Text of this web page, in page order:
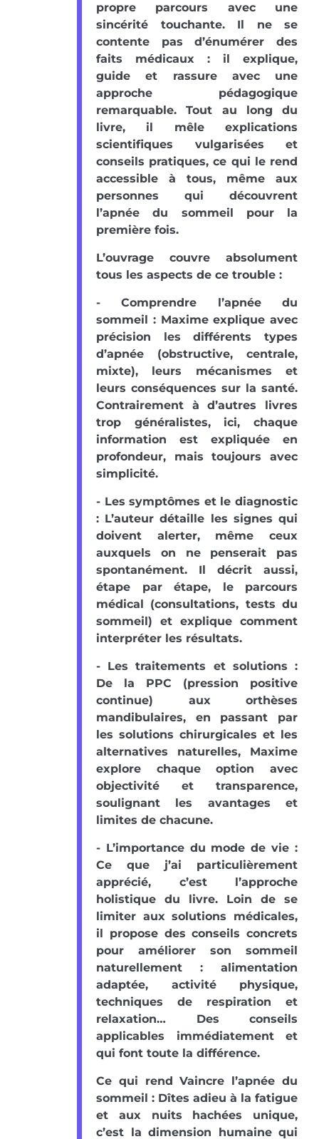
propre parcours avec une
sincérité touchante. Il ne se
contente pas d’énumérer des
faits médicaux : il explique,
guide et rassure avec une
approche pédagogique
remarquable. Tout au long du
livre, il mêle explications
scientifiques vulgarisées et
conseils pratiques, ce qui le rend
accessible à tous, même aux
personnes qui découvrent
l’apnée du sommeil pour la
première fois.
L’ouvrage couvre absolument
tous les aspects de ce trouble :
- Comprendre l’apnée du
sommeil : Maxime explique avec
précision les différents types
d’apnée (obstructive, centrale,
mixte), leurs mécanismes et
leurs conséquences sur la santé.
Contrairement à d’autres livres
trop généralistes, ici, chaque
information est expliquée en
profondeur, mais toujours avec
simplicité.
- Les symptômes et le diagnostic
: L’auteur détaille les signes qui
doivent alerter, même ceux
auxquels on ne penserait pas
spontanément. Il décrit aussi,
étape par étape, le parcours
médical (consultations, tests du
sommeil) et explique comment
interpréter les résultats.
- Les traitements et solutions :
De la PPC (pression positive
continue) aux orthèses
mandibulaires, en passant par
les solutions chirurgicales et les
alternatives naturelles, Maxime
explore chaque option avec
objectivité et transparence,
soulignant les avantages et
limites de chacune.
- L’importance du mode de vie :
Ce que j’ai particulièrement
apprécié, c’est l’approche
holistique du livre. Loin de se
limiter aux solutions médicales,
il propose des conseils concrets
pour améliorer son sommeil
naturellement : alimentation
adaptée, activité physique,
techniques de respiration et
relaxation… Des conseils
applicables immédiatement et
qui font toute la différence.
Ce qui rend Vaincre l’apnée du
sommeil : Dîtes adieu à la fatigue
et aux nuits hachées unique,
c’est la dimension humaine qui